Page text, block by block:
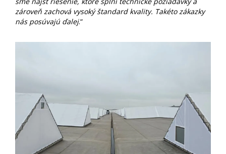
zároveň zachová vysoký štandard kvality. Takéto zákazky
nás posúvajú ďalej.“